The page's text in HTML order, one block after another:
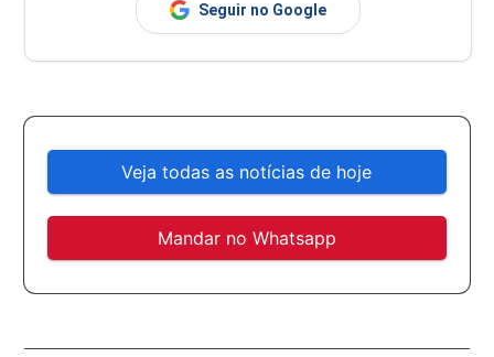
Seguir no Google
Veja todas as notícias de hoje
Mandar no Whatsapp